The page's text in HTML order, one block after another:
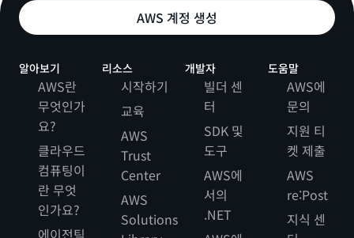
AWS 계정 생성
알아보기
AWS란
무엇인가
요?
클라우드
컴퓨팅이
란 무엇
인가요?
리소스
시작하기
교육
AWS
Trust
Center
AWS
Solutions
개발자
빌더 센
터
SDK 및
도구
AWS에
서의
.NET
도움말
AWS에
문의
지원 티
켓 제출
AWS
re:Post
지식 센